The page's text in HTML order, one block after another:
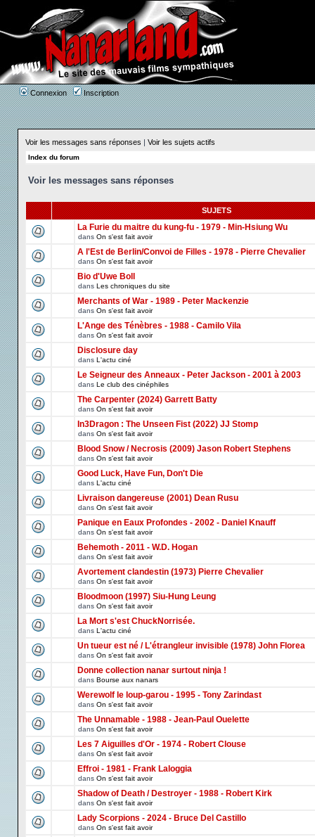
Connexion Inscription
Voir les messages sans réponses | Voir les sujets actifs
Index du forum
Voir les messages sans réponses
SUJETS
La Furie du maitre du kung-fu - 1979 - Min-Hsiung Wu
dans On s'est fait avoir
A l'Est de Berlin/Convoi de Filles - 1978 - Pierre Chevalier
dans On s'est fait avoir
Bio d'Uwe Boll
dans Les chroniques du site
Merchants of War - 1989 - Peter Mackenzie
dans On s'est fait avoir
L'Ange des Ténèbres - 1988 - Camilo Vila
dans On s'est fait avoir
Disclosure day
dans L'actu ciné
Le Seigneur des Anneaux - Peter Jackson - 2001 à 2003
dans Le club des cinéphiles
The Carpenter (2024) Garrett Batty
dans On s'est fait avoir
In3Dragon : The Unseen Fist (2022) JJ Stomp
dans On s'est fait avoir
Blood Snow / Necrosis (2009) Jason Robert Stephens
dans On s'est fait avoir
Good Luck, Have Fun, Don't Die
dans L'actu ciné
Livraison dangereuse (2001) Dean Rusu
dans On s'est fait avoir
Panique en Eaux Profondes - 2002 - Daniel Knauff
dans On s'est fait avoir
Behemoth - 2011 - W.D. Hogan
dans On s'est fait avoir
Avortement clandestin (1973) Pierre Chevalier
dans On s'est fait avoir
Bloodmoon (1997) Siu-Hung Leung
dans On s'est fait avoir
La Mort s'est ChuckNorrisée.
dans L'actu ciné
Un tueur est né / L'étrangleur invisible (1978) John Florea
dans On s'est fait avoir
Donne collection nanar surtout ninja !
dans Bourse aux nanars
Werewolf le loup-garou - 1995 - Tony Zarindast
dans On s'est fait avoir
The Unnamable - 1988 - Jean-Paul Ouelette
dans On s'est fait avoir
Les 7 Aiguilles d'Or - 1974 - Robert Clouse
dans On s'est fait avoir
Effroi - 1981 - Frank Laloggia
dans On s'est fait avoir
Shadow of Death / Destroyer - 1988 - Robert Kirk
dans On s'est fait avoir
Lady Scorpions - 2024 - Bruce Del Castillo
dans On s'est fait avoir